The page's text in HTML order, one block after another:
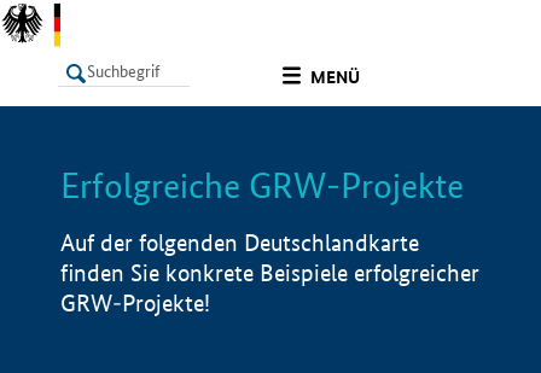
MENÜ
LISTE Info
Erfolgreiche GRW-Projekte
Auf der folgenden Deutschlandkarte
finden Sie konkrete Beispiele erfolgreicher
GRW-Projekte!